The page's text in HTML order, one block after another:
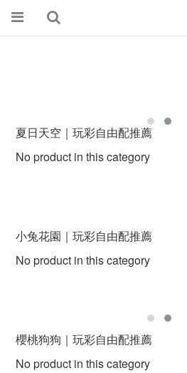
夏日天空｜玩彩自由配推薦
No product in this category
小兔花園｜玩彩自由配推薦
No product in this category
櫻桃狗狗｜玩彩自由配推薦
No product in this category